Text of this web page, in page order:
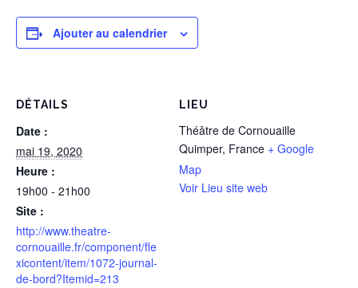
Ajouter au calendrier
DÉTAILS
Date :
mai 19, 2020
Heure :
19h00 - 21h00
Site :
http://www.theatre-
cornouaille.fr/component/fle
xicontent/item/1072-journal-
de-bord?Itemid=213
LIEU
Théâtre de Cornouaille
Quimper, France + Google
Map
Voir Lieu site web